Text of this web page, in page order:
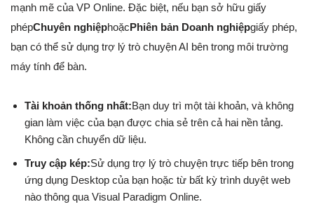
mạnh mẽ của VP Online. Đặc biệt, nếu bạn sở hữu giấy
phépChuyên nghiệphoặcPhiên bản Doanh nghiệpgiấy phép,
bạn có thể sử dụng trợ lý trò chuyện AI bên trong môi trường
máy tính để bàn.
Tài khoản thống nhất:Bạn duy trì một tài khoản, và không
gian làm việc của bạn được chia sẻ trên cả hai nền tảng.
Không cần chuyển dữ liệu.
Truy cập kép:Sử dụng trợ lý trò chuyện trực tiếp bên trong
ứng dụng Desktop của bạn hoặc từ bất kỳ trình duyệt web
nào thông qua Visual Paradigm Online.